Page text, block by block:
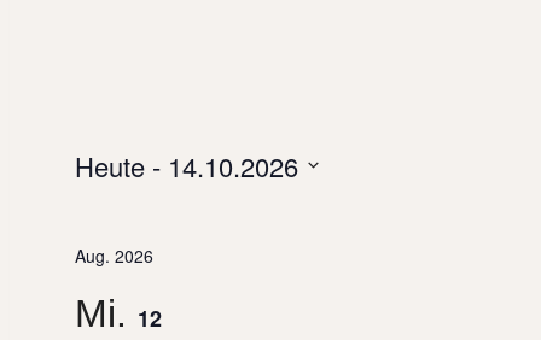
Heute - 14.10.2026
Aug. 2026
Mi. 12